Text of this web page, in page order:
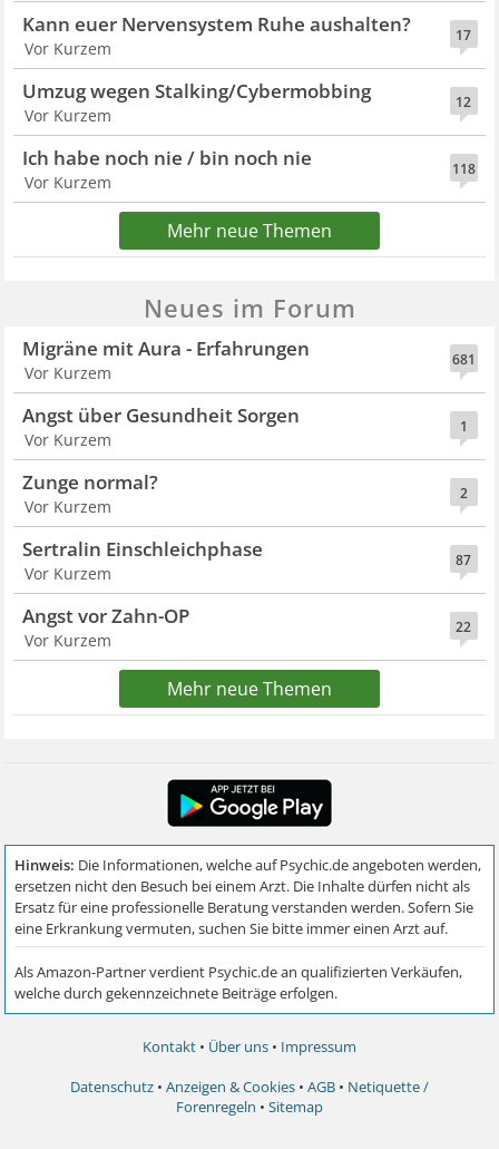
17
Kann euer Nervensystem Ruhe aushalten?
Vor Kurzem
12
Umzug wegen Stalking/Cybermobbing
Vor Kurzem
118
Ich habe noch nie / bin noch nie
Vor Kurzem
Mehr neue Themen
Neues im Forum
681
Migräne mit Aura - Erfahrungen
Vor Kurzem
1
Angst über Gesundheit Sorgen
Vor Kurzem
2
Zunge normal?
Vor Kurzem
87
Sertralin Einschleichphase
Vor Kurzem
22
Angst vor Zahn-OP
Vor Kurzem
Mehr neue Themen
Kontakt • Über uns • Impressum
Datenschutz • Anzeigen & Cookies • AGB • Netiquette /
Forenregeln • Sitemap